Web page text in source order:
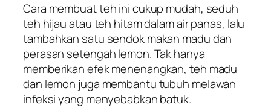
Cara membuat teh ini cukup mudah, seduh
teh hijau atau teh hitam dalam air panas, lalu
tambahkan satu sendok makan madu dan
perasan setengah lemon. Tak hanya
memberikan efek menenangkan, teh madu
dan lemon juga membantu tubuh melawan
infeksi yang menyebabkan batuk.